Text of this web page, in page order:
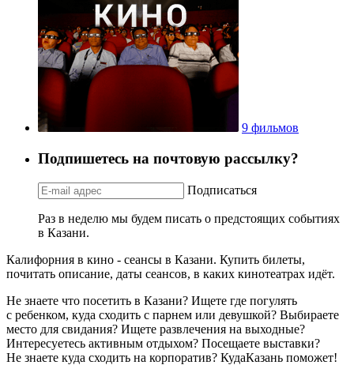
9 фильмов
Подпишетесь на почтовую рассылку?
Подписаться
Раз в неделю мы будем писать о предстоящих событиях
в Казани.
Калифорния в кино - сеансы в Казани. Купить билеты,
почитать описание, даты сеансов, в каких кинотеатрах идёт.
Не знаете что посетить в Казани? Ищете где погулять
с ребенком, куда сходить с парнем или девушкой? Выбираете
место для свидания? Ищете развлечения на выходные?
Интересуетесь активным отдыхом? Посещаете выставки?
Не знаете куда сходить на корпоратив? КудаКазань поможет!